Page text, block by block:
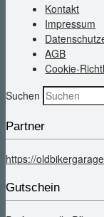
Kontakt
Impressum
AGB
Cookie-
Suchen
Partner
https://
Gutschein